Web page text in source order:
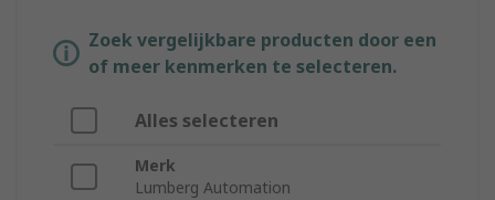
Zoek vergelijkbare producten door een
of meer kenmerken te selecteren.
Alles selecteren
Merk
Lumberg Automation